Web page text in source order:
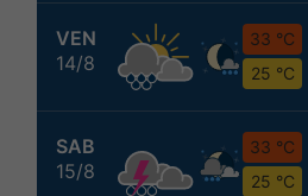
VEN
14/8
33 °C
25 °C
SAB
15/8
33 °C
25 °C